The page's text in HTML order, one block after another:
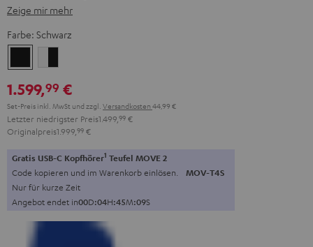
Zeige mir mehr
Farbe: Schwarz
Schwarz
1.599,99 €
Set-Preis inkl. MwSt und zzgl. Versandkosten 44,99 €
Letzter niedrigster Preis1.499, 99 €
Originalpreis1.999, 99 €
Gratis USB-C Kopfhörer1 Teufel MOVE 2
Code kopieren und im Warenkorb einlösen. MOV-T4S
Nur für kurze Zeit
Angebot endet in00D:04H:45M:08S